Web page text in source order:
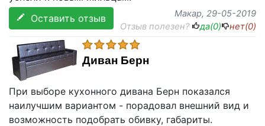
Оставить отзыв
Макар, 29-05-2019
Отзыв полезен?
да(0) нет(0)
Диван Берн
При выборе кухонного дивана Берн показался
наилучшим вариантом - порадовал внешний вид и
возможность подобрать обивку, габариты.